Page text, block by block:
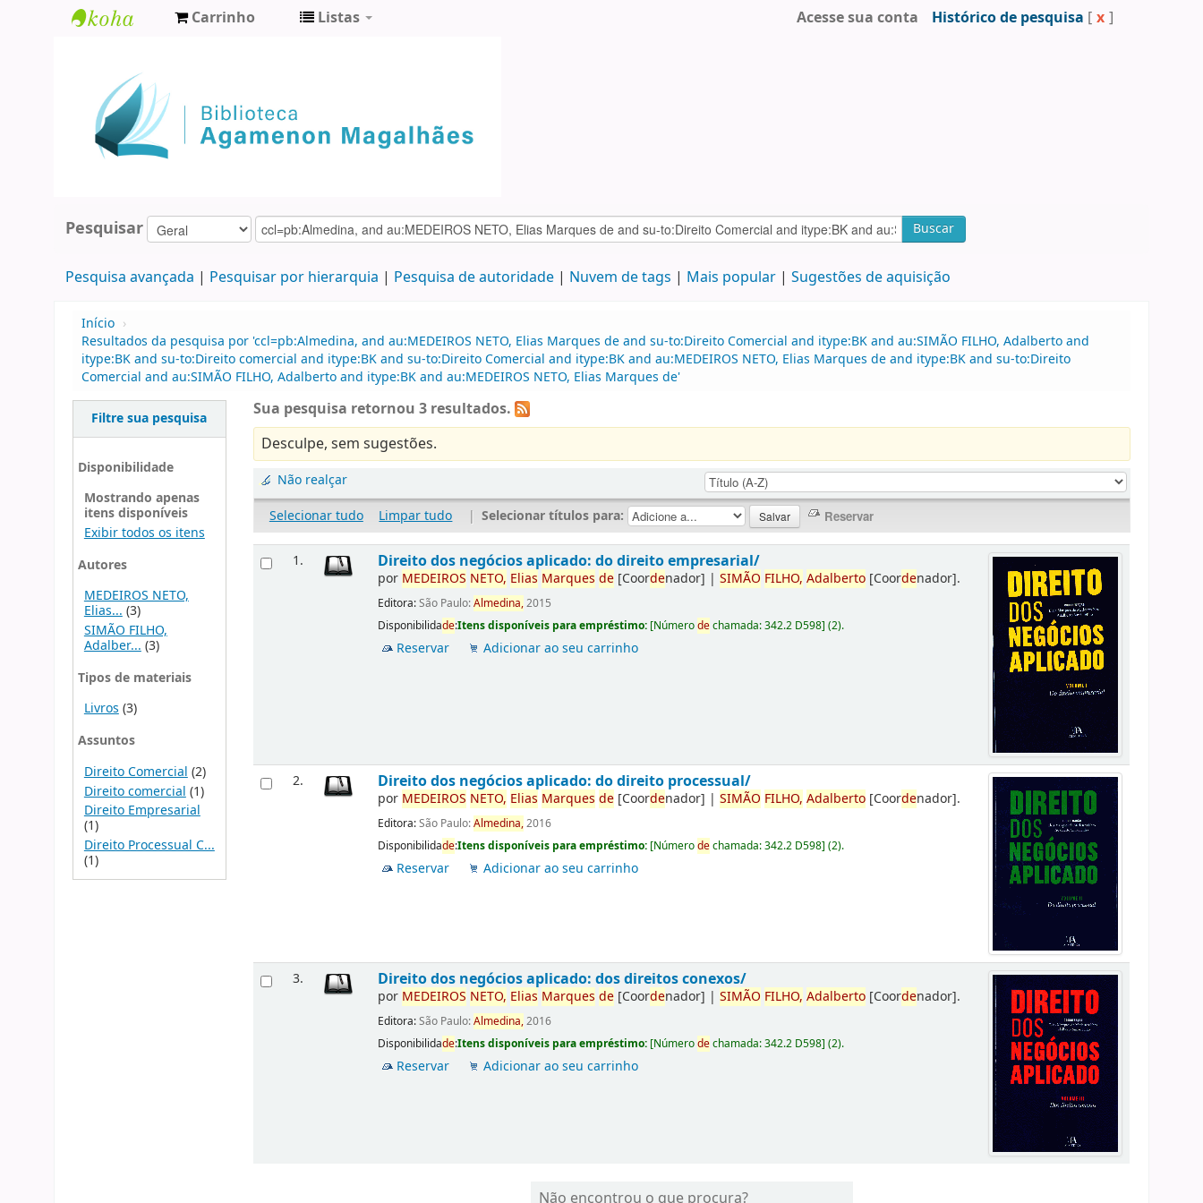
Agamenon
Magalhães
Carrinho Listas Acesse sua conta Histórico de pesquisa [ x ]
Pesquisar Buscar
Pesquisa avançada Pesquisar por hierarquia Pesquisa de autoridade Nuvem de tags Mais popular Sugestões de aquisição
Início ›
Resultados da pesquisa por 'ccl=pb:Almedina, and au:MEDEIROS NETO, Elias Marques de and su-to:Direito Comercial and itype:BK and au:SIMÃO FILHO, Adalberto and
itype:BK and su-to:Direito comercial and itype:BK and su-to:Direito Comercial and itype:BK and au:MEDEIROS NETO, Elias Marques de and itype:BK and su-to:Direito
Comercial and au:SIMÃO FILHO, Adalberto and itype:BK and au:MEDEIROS NETO, Elias Marques de'
Filtre sua pesquisa
Disponibilidade
Mostrando apenas
itens disponíveis
Exibir todos os itens
Autores
MEDEIROS NETO,
Elias...(3)
SIMÃO FILHO,
Adalber... (3)
Tipos de materiais
Livros(3)
Assuntos
Direito Comercial (2)
Direito comercial (1)
Direito Empresarial
(1)
Direito Processual C...
(1)
Sua pesquisa retornou 3 resultados.
Desculpe, sem sugestões.
Não realçar
Selecionar tudo
Limpar tudo | Selecionar títulos para:
1. Direito dos negócios aplicado: do direito empresarial/
por MEDEIROS NETO, Elias Marques de [Coordenador] |SIMÃO FILHO, Adalberto [Coordenador].
Editora:São Paulo:Almedina,2015
Disponibilidade:Itens disponíveis para empréstimo: [Númerodechamada:342.2 D598](2).
Reservar Adicionar ao seu carrinho
2. Direito dos negócios aplicado: do direito processual/
por MEDEIROS NETO, Elias Marques de [Coordenador] |SIMÃO FILHO, Adalberto [Coordenador].
Editora:São Paulo:Almedina,2016
Disponibilidade:Itens disponíveis para empréstimo: [Númerodechamada:342.2 D598](2).
Reservar Adicionar ao seu carrinho
3. Direito dos negócios aplicado: dos direitos conexos/
por MEDEIROS NETO, Elias Marques de [Coordenador] |SIMÃO FILHO, Adalberto [Coordenador].
Editora:São Paulo:Almedina,2016
Disponibilidade:Itens disponíveis para empréstimo: [Númerodechamada:342.2 D598](2).
Reservar Adicionar ao seu carrinho